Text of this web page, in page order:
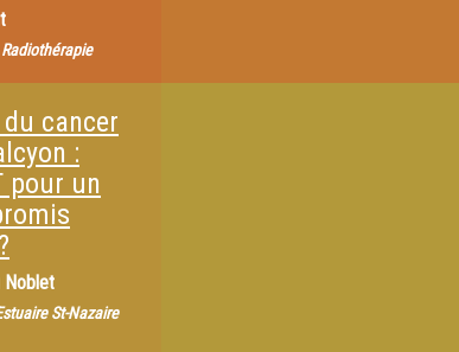
St-Nazaire
cancer
:
pour un
Noblet
St-Nazaire